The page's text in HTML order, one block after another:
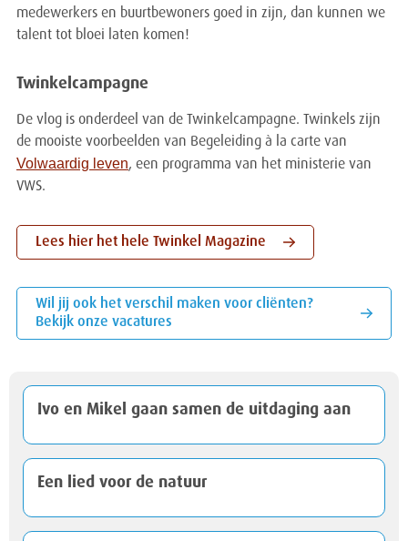
Ivo en Mikel gaan samen de uitdaging aan
Een lied voor de natuur
medewerkers en buurtbewoners goed in zijn, dan kunnen we
talent tot bloei laten komen!
Twinkelcampagne
De vlog is onderdeel van de
Twinkelcampagne. Twinkels zijn
de mooiste voorbeelden van Begeleiding à la carte van
Volwaardig leven, een programma van het ministerie van
VWS.
Lees hier het hele Twinkel Magazine
Wil jij ook het verschil maken voor cliënten?
Bekijk onze vacatures